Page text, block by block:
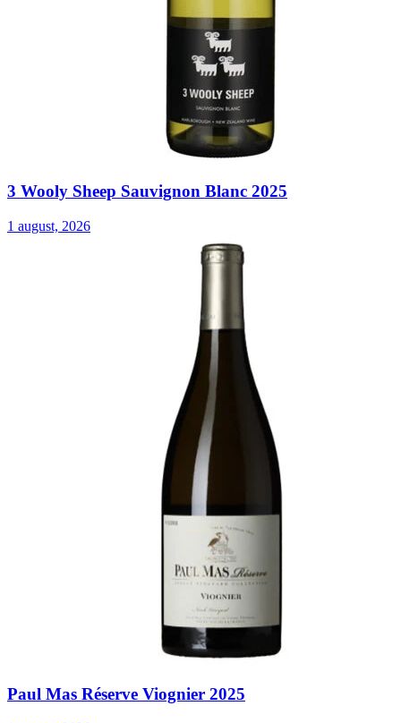
3 Wooly Sheep Sauvignon Blanc 2025
1 august, 2026
Paul Mas Réserve Viognier 2025